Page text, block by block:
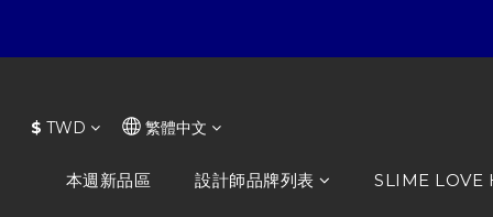
$ TWD 繁體中文
本週新品區 設計師品牌列表 SLIME LOVE